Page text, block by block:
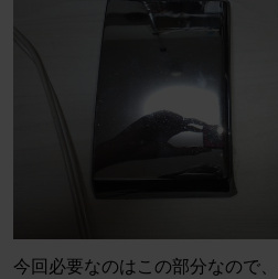
今回必要なのはこの部分なので